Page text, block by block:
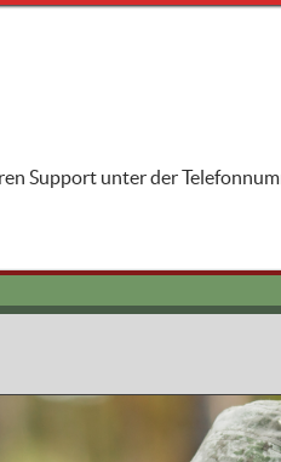
Support unter der